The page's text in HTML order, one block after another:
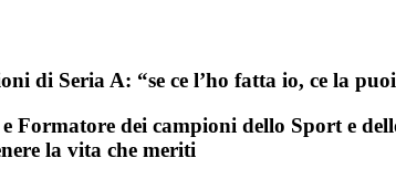
di Seria A: “se ce l’ho fatta io, ce la
dei campioni dello Sport e
la vita che meriti